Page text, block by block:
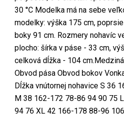
30 °C Modelka má na sebe
modelky: výška 175 cm,
boky 91 cm. Rozmery nohavíc
plocho: šírka v páse - 33 cm,
celková dĺžka - 104
Obvod pása Obvod bokov
Dĺžka vnútornej nohavice S 36
M 38 162-172 78-86 94 90 75
94 76 XL 42 166-178 88-96